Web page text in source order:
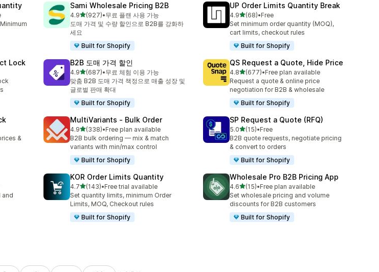
Sami Wholesale Pricing B2B
4.9별 5개 중
(927)
총 리뷰 927개
•무료 플랜 사용 가능
도매 가격 및 수량 할인으로 B2B를 강화하
세요
Built for Shopify
UP Order Limits Quantity Break
4.9별 5개 중
(68)
총 리뷰 68개
•Free
Set minimum order quantity (MOQ),
cart limits, checkout rules
Built for Shopify
Lock B2B 도매 가격 할인
4.9별 5개 중
(687)
총 리뷰 687개
•무료 체험 이용 가능
맞춤 B2B 도매 가격 책정으로 매출 성장 및
글로벌 판매 확대
Built for Shopify
QS Request a Quote, Hide Price
4.8별 5개 중
(677)
총 리뷰 677개
•Free plan available
Request a quote & online price
negotiation for B2B & wholesale
Built for Shopify
&
MultiVariants ‑ Bulk Order
4.9별 5개 중
(338)
총 리뷰 338개
•Free plan available
B2B bulk ordering — mix & match
variants with min/max control
Built for Shopify
SP Request a Quote (RFQ)
5.0별 5개 중
(15)
총 리뷰 15개
•Free
B2B quote requests, negotiate pricing
& convert to orders
Built for Shopify
and
KOR Order Limits Quantity
4.7별 5개 중
(143)
총 리뷰 143개
•Free trial available
Set quantity limits, minimum Order
Limits, MOQ, Checkout rules
Built for Shopify
Wholesale Pro B2B Pricing App
4.6별 5개 중
(15)
총 리뷰 15개
•Free plan available
Set wholesale pricing and volume
discounts for B2B customers
Built for Shopify